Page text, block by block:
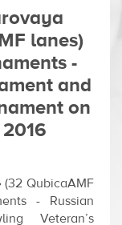
lanes)
-
and
on
QubicaAMF
- Russian
Veteran’s